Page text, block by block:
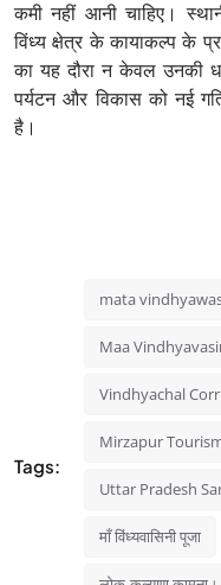
कमी नहीं आनी चाहिए।
विंध्य क्षेत्र के कायाकल्प के
का यह दौरा न केवल उनकी
पर्यटन और विकास को नई
है।
Tags:
mata
Maa
Vindhyachal
Mirzapur
Uttar Pradesh
माँ विंध्यवासिनी पूजा